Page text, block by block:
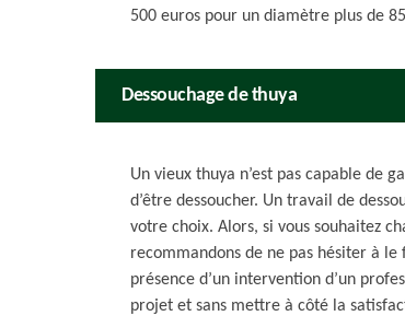
500 euros pour un diamètre plus de
Dessouchage de thuya
Un vieux thuya n’est pas capable de
d’être dessoucher. Un travail de
votre choix. Alors, si vous souhaitez
recommandons de ne pas hésiter à
présence d’un intervention d’un
projet et sans mettre à côté la